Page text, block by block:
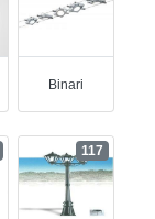
Binari
117